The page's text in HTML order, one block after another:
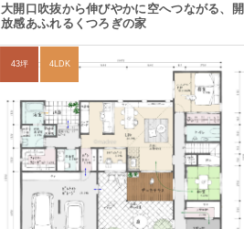
大開口吹抜から伸びやかに空へつながる、開
放感あふれるくつろぎの家
43坪 4LDK